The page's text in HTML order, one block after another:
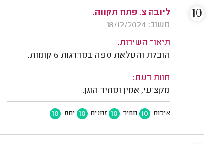
ליובה צ. פתח תקווה.
משוב: 18/12/2024
תיאור השירות:
הובלת והעלאת ספה במדרגות 6 קומות.
חוות דעת:
מקצועי, אמין ומחיר הוגן.
איכות 10 מחיר 10 זמנים 10 יחס 10
10